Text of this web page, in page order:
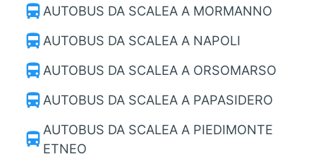
directions_bus AUTOBUS DA SCALEA A MORMANNO
directions_bus AUTOBUS DA SCALEA A NAPOLI
directions_bus AUTOBUS DA SCALEA A ORSOMARSO
directions_bus AUTOBUS DA SCALEA A PAPASIDERO
directions_bus AUTOBUS DA SCALEA A PIEDIMONTE
ETNEO